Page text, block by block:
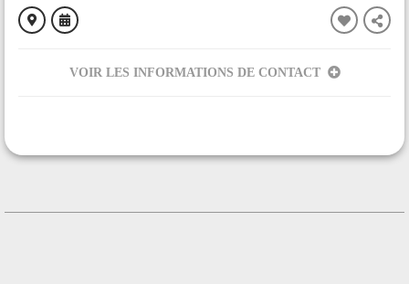
VOIR LES INFORMATIONS DE CONTACT
CONTACT
Contacter l'organisateur